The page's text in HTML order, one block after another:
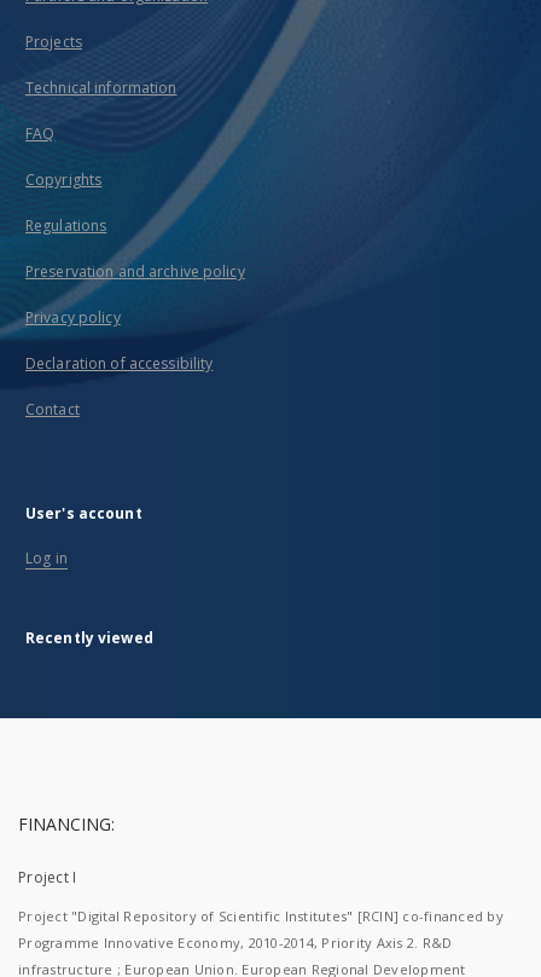
Projects
Technical information
FAQ
Copyrights
Regulations
Preservation and archive policy
Privacy policy
Declaration of accessibility
Contact
User's account
Log in
Recently viewed
FINANCING:
Project I
Project "Digital Repository of Scientific Institutes" [RCIN] co-financed by
Programme Innovative Economy, 2010-2014, Priority Axis 2. R&D
infrastructure ; European Union. European Regional Development